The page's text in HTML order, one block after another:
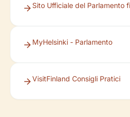
Sito Ufficiale del Parlamento
MyHelsinki - Parlamento
VisitFinland Consigli Pratici